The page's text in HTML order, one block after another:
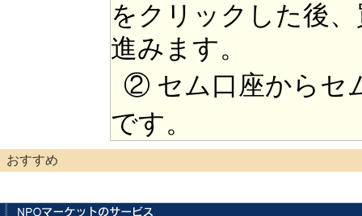
をクリックした後
進みます。
② セム口座からセ
です。
おすすめ